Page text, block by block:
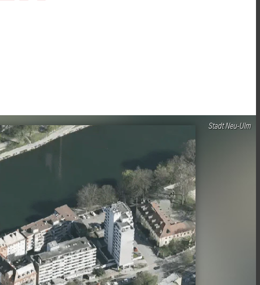
Stadt Neu-Ulm